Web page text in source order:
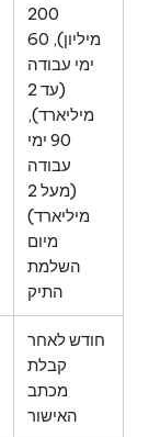
200
מיליון), 60
ימי עבודה
(עד 2
מיליארד),
90 ימי
עבודה
(מעל 2
מיליארד)
מיום
השלמת
התיק
חודש לאחר
קבלת
מכתב
האישור